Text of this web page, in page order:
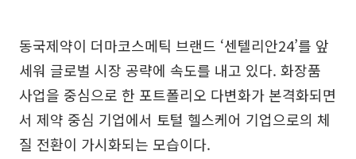
동국제약이 더마코스메틱 브랜드 ‘센텔리안24’를 앞
세워 글로벌 시장 공략에 속도를 내고 있다. 화장품
사업을 중심으로 한 포트폴리오 다변화가 본격화되면
서 제약 중심 기업에서 토털 헬스케어 기업으로의 체
질 전환이 가시화되는 모습이다.